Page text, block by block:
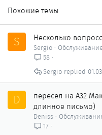
Похожие темы
S Несколько
Sergio
58
Sergio
D
пересел на А32
длинное письмо)
Deniss
17